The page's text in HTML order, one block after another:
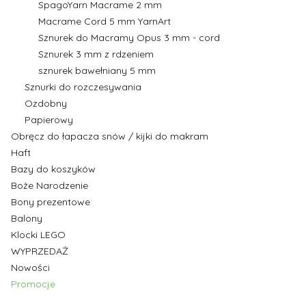
SpagoYarn Macrame 2 mm
Macrame Cord 5 mm YarnArt
Sznurek do Macramy Opus 3 mm - cord
Sznurek 3 mm z rdzeniem
sznurek bawełniany 5 mm
Sznurki do rozczesywania
Ozdobny
Papierowy
Obręcz do łapacza snów / kijki do makram
Haft
Bazy do koszyków
Boże Narodzenie
Bony prezentowe
Balony
Klocki LEGO
WYPRZEDAŻ
Nowości
Promocje